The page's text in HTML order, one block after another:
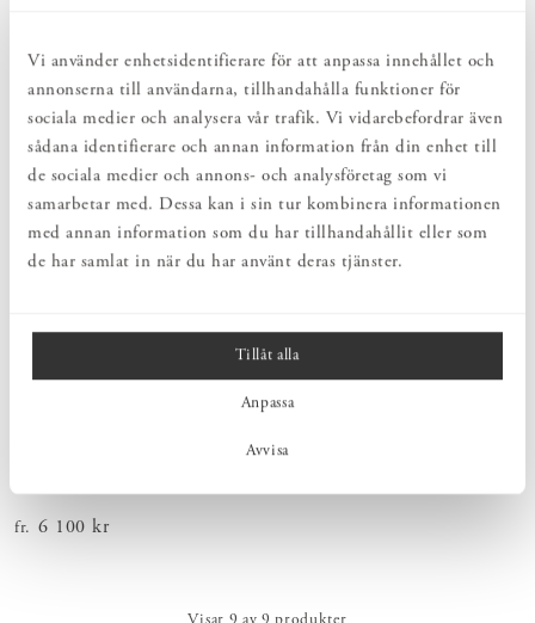
Vi använder enhetsidentifierare för att anpassa innehållet och
annonserna till användarna, tillhandahålla funktioner för
sociala medier och analysera vår trafik. Vi vidarebefordrar även
sådana identifierare och annan information från din enhet till
de sociala medier och annons- och analysföretag som vi
samarbetar med. Dessa kan i sin tur kombinera informationen
med annan information som du har tillhandahållit eller som
de har samlat in när du har använt deras tjänster.
Tillåt alla
Anpassa
Avvisa
SMÅBORD KILTAPP EK
Pris:4 400 kr
4 400 kr
TIDNINGSRULLBORD EK
fr. Pris:6 100 kr
6 100 kr